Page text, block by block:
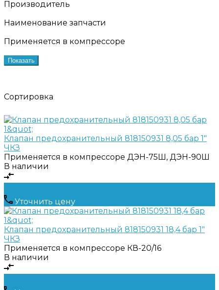
Производитель
Наименование запчасти
Применяется в компрессоре
Показать
Сортировка
Клапан предохранительный 818150931 8,05 бар 1"
ЧКЗ
Применяется в компрессоре ДЭН-75Ш, ДЭН-90Ш
В наличии
Уточнить цену
Клапан предохранительный 818150931 18,4 бар 1"
ЧКЗ
Применяется в компрессоре КВ-20/16
В наличии